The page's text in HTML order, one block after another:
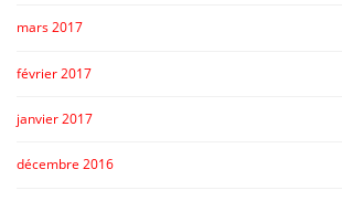
mars 2017
février 2017
janvier 2017
décembre 2016